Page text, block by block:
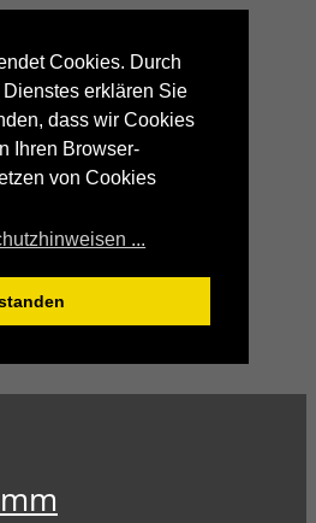
Cookies. Durch
erklären Sie
dass wir Cookies
Ihren Browser-
von Cookies
...